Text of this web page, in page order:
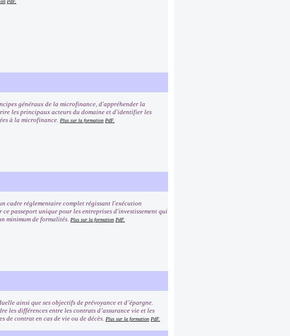
PdF.
généraux de la microfinance, d'appréhender la
les principaux acteurs du domaine et d'identifier les
à la microfinance. Plus sur la formation PdF.
cadre réglementaire complet régissant l'exécution
passeport unique pour les entreprises d'investissement qui
minimum de formalités. Plus sur la formation PdF.
ainsi que ses objectifs de prévoyance et d’épargne.
les différences entre les contrats d’assurance vie et les
contrat en cas de vie ou de décès. Plus sur la formation PdF.